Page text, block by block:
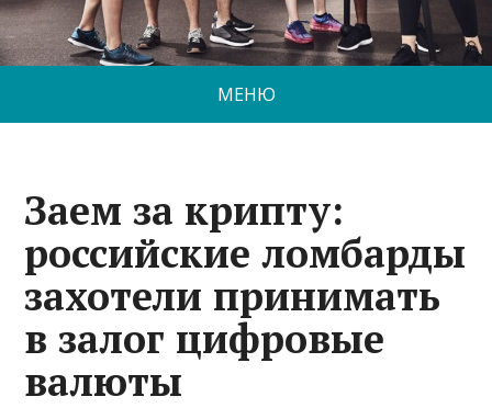
МЕНЮ
Заем за крипту:
российские ломбарды
захотели принимать
в залог цифровые
валюты